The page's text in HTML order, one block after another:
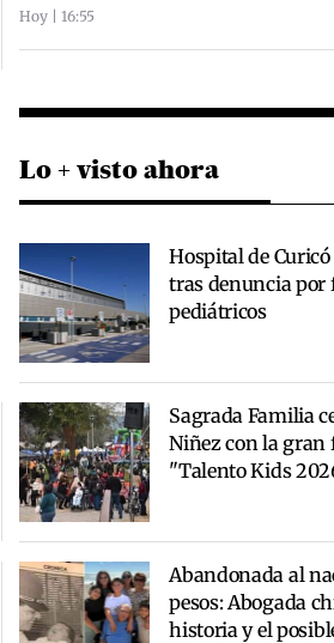
Hoy | 16:55
Lo + visto ahora
Hospital de
tras denuncia por
pediátricos
Sagrada Familia
Niñez con la gran
"Talento Kids
Abandonada al
pesos: Abogada
historia y el